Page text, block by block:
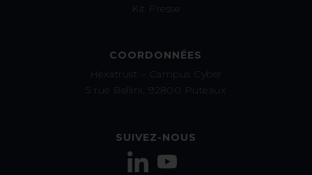
Kit Presse
COORDONNÉES
Hexatrust – Campus Cyber
5 rue Bellini, 92800 Puteaux
SUIVEZ-NOUS